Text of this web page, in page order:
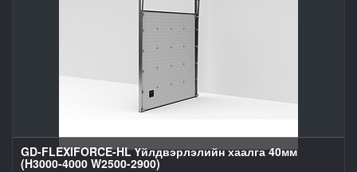
GD-FLEXIFORCE-HL Үйлдвэрлэлийн хаалга 40мм
(H3000-4000 W2500-2900)